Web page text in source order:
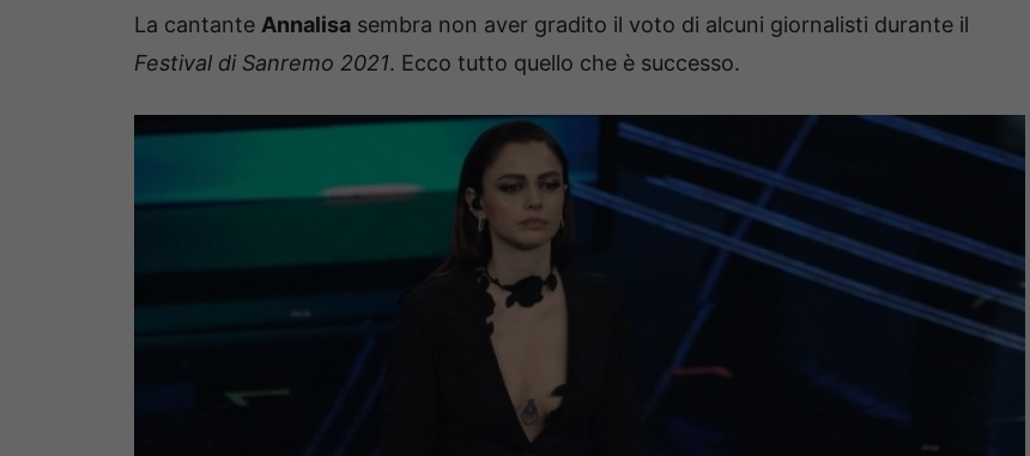
La cantante Annalisa sembra non aver gradito il voto di alcuni giornalisti durante il
Festival di Sanremo 2021. Ecco tutto quello che è successo.